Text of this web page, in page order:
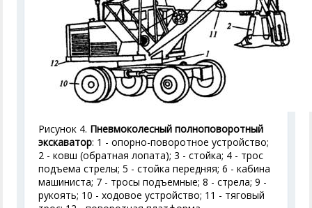
Рисунок 4. Пневмоколесный полноповоротный
экскаватор: 1 - опорно-поворотное устройство;
2 - ковш (обратная лопата); 3 - стойка; 4 - трос
подъема стрелы; 5 - стойка передняя; 6 - кабина
машиниста; 7 - тросы подъемные; 8 - стрела; 9 -
рукоять; 10 - ходовое устройство; 11 - тяговый